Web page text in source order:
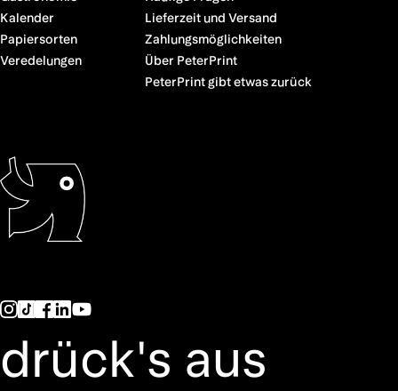
Kalender
Papiersorten
Veredelungen
Lieferzeit und Versand
Zahlungsmöglichkeiten
Über PeterPrint
PeterPrint gibt etwas zurück
drück's aus